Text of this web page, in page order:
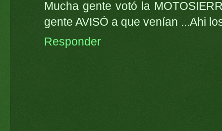
Mucha gente votó la
gente AVISÓ a que venían ...Ahi
Responder